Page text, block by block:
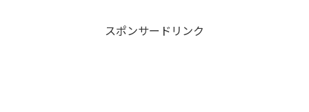
スポンサードリンク